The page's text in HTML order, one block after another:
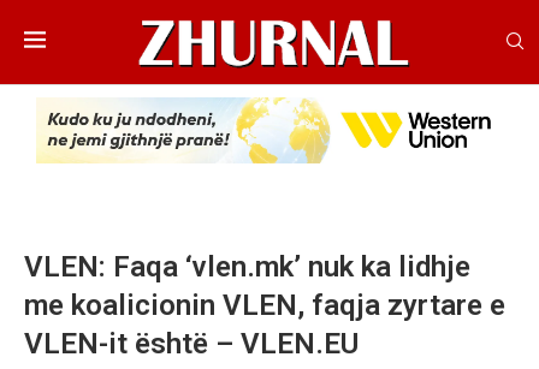
VLEN: Faqa ‘vlen.mk’ nuk ka lidhje
me koalicionin VLEN, faqja zyrtare e
VLEN-it është – VLEN.EU